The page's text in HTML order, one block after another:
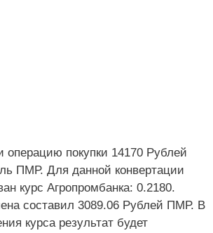
операцию покупки 14170 Рублей
ПМР. Для данной конвертации
курс Агропромбанка: 0.2180.
составил 3089.06 Рублей ПМР. В
курса результат будет